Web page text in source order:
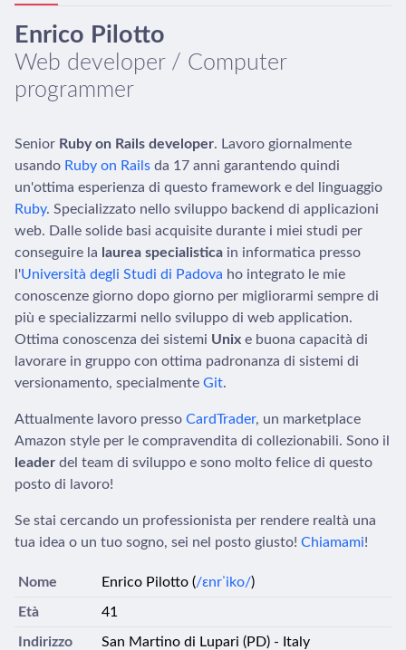
Enrico Pilotto
Web developer / Computer
programmer
Senior Ruby on Rails developer. Lavoro giornalmente
usando Ruby on Rails da 17 anni garantendo quindi
un'ottima esperienza di questo framework e del linguaggio
Ruby. Specializzato nello sviluppo backend di applicazioni
web. Dalle solide basi acquisite durante i miei studi per
conseguire la laurea specialistica in informatica presso
l'Università degli Studi di Padova ho integrato le mie
conoscenze giorno dopo giorno per migliorarmi sempre di
più e specializzarmi nello sviluppo di web application.
Ottima conoscenza dei sistemi Unix e buona capacità di
lavorare in gruppo con ottima padronanza di sistemi di
versionamento, specialmente Git.
Attualmente lavoro presso CardTrader, un marketplace
Amazon style per le compravendita di collezionabili. Sono il
leader del team di sviluppo e sono molto felice di questo
posto di lavoro!
Se stai cercando un professionista per rendere realtà una
tua idea o un tuo sogno, sei nel posto giusto! Chiamami!
Nome Enrico Pilotto (/ɛnrˈiko/)
Età 41
Indirizzo San Martino di Lupari (PD) - Italy